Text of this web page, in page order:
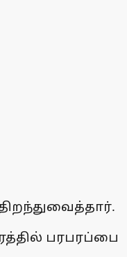
பரபரப்பை